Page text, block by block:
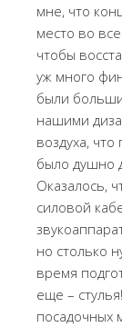
мне, что
место во
чтобы
уж много
были
нашими
воздуха,
было душно
Оказалось,
силовой
но столько
время
еще –
посадочных